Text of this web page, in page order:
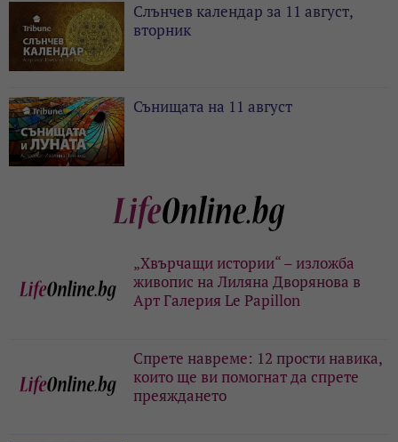
Слънчев календар за 11 август,
вторник
Сънищата на 11 август
„Хвърчащи истории“ – изложба
живопис на Лиляна Дворянова в
Арт Галерия Le Papillon
Спрете навреме: 12 прости навика,
които ще ви помогнат да спрете
преяждането